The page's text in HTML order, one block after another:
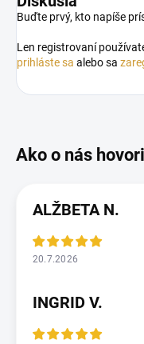
Buďte prvý, kto napíše
Len registrovaní
prihláste sa alebo sa
ALŽBETA N.
20.7.2026
INGRID V.